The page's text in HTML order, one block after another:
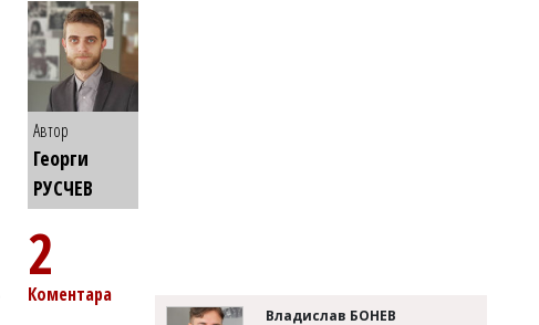
Автор
Георги
РУСЧЕВ
2
Коментара
Владислав БОНЕВ